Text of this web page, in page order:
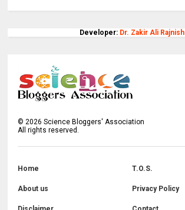
Developer: Dr. Zakir Ali Rajnish
©2026 Science Bloggers' Association
All rights reserved.
Home T.O.S.
About us Privacy Policy